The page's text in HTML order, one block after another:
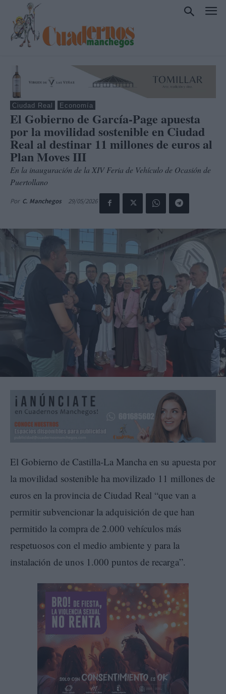
Ciudad Real Economía
El Gobierno de García-Page apuesta
por la movilidad sostenible en Ciudad
Real al destinar 11 millones de euros al
Plan Moves III
En la inauguración de la XIV Feria de Vehículo de Ocasión de
Puertollano
Por C. Manchegos 29/05/2026
El Gobierno de Castilla-La Mancha en su apuesta por
la movilidad sostenible ha movilizado 11 millones de
euros en la provincia de Ciudad Real “que van a
permitir subvencionar la adquisición de que han
permitido la compra de 2.000 vehículos más
respetuosos con el medio ambiente y para la
instalación de unos 1.000 puntos de recarga”.